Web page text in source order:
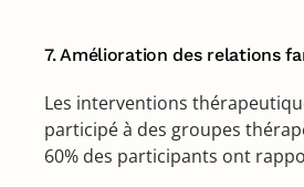
7. Amélioration des relations
Les interventions
participé à des groupes
60% des participants ont